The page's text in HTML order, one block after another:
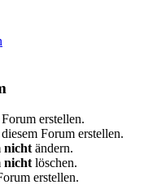
erstellen.
Forum erstellen.
nicht ändern.
nicht löschen.
erstellen.